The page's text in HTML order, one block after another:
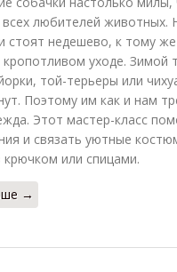
любителей животных.
стоят недешево, к тому же
уходе. Зимой
той-терьеры или
Поэтому им как и нам
Этот мастер-класс
и связать уютные
или спицами.
→